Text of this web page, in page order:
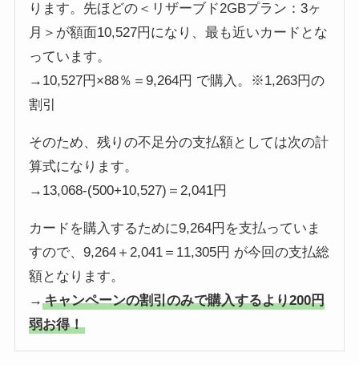
ります。先ほどの＜リザーブド2GBプラン：3ヶ
月＞が額面10,527円になり、最も近いカードとな
っています。
→10,527円×88％＝9,264円 で購入。※1,263円の
割引
そのため、残りの不足分の支払額としては次の計
算式になります。
→13,068-(500+10,527)＝2,041円
カードを購入するために9,264円を支払っていま
すので、9,264＋2,041＝11,305円 が今回の支払総
額となります。
→ キャンペーンの割引のみで購入するより200円
弱お得！